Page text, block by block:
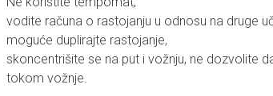
vodite računa o rastojanju u odnosu na druge
moguće duplirajte rastojanje,
skoncentrišite se na put i vožnju, ne dozvolite
tokom vožnje.